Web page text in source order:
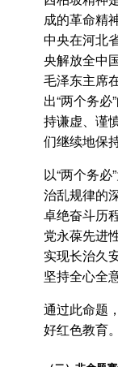
成的革命精
中央在河北
央解放全中
毛泽东主席
出“两个务
持谦虚、谨
们继续地保
以“两个务
治乱规律的
卓绝奋斗历
党永葆先进
实现长治久
坚持全心全
通过此命题
好红色教育。